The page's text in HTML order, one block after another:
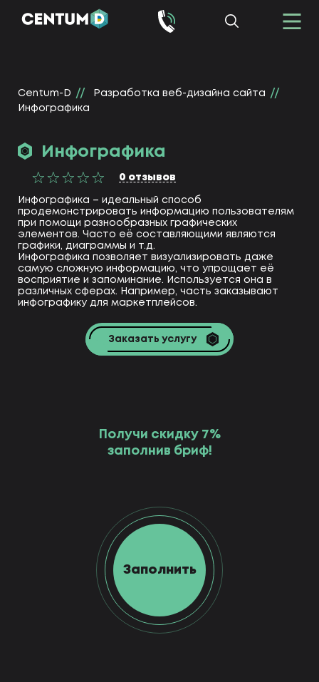
Centum-D
Разработка веб-дизайна сайта
Инфографика
Инфографика
0 отзывов
Инфографика – идеальный способ
продемонстрировать информацию пользователям
при помощи разнообразных графических
элементов. Часто её составляющими являются
графики, диаграммы и т.д.
Инфографика позволяет визуализировать даже
самую сложную информацию, что упрощает её
восприятие и запоминание. Используется она в
различных сферах. Например, часть заказывают
инфографику для маркетплейсов.
Заказать услугу
Получи скидку 7%
заполнив бриф!
Заполнить